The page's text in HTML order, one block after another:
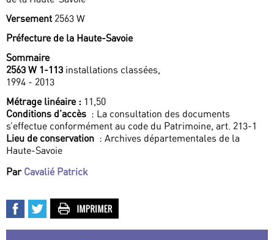
Versement 2563 W
Préfecture de la Haute-Savoie
Sommaire
2563 W 1-113 installations classées,
1994 - 2013
Métrage linéaire : 11,50
Conditions d’accès : La consultation des documents
s’effectue conformément au code du Patrimoine, art. 213-1
Lieu de conservation : Archives départementales de la
Haute-Savoie
Par Cavalié Patrick